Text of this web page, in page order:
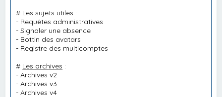
# Les sujets utiles :
- Requêtes administratives
-Signaler une absence
- Bottin des avatars
- Registre des multicomptes
# Les archives :
-Archives v2
-Archives v3
-Archives v4